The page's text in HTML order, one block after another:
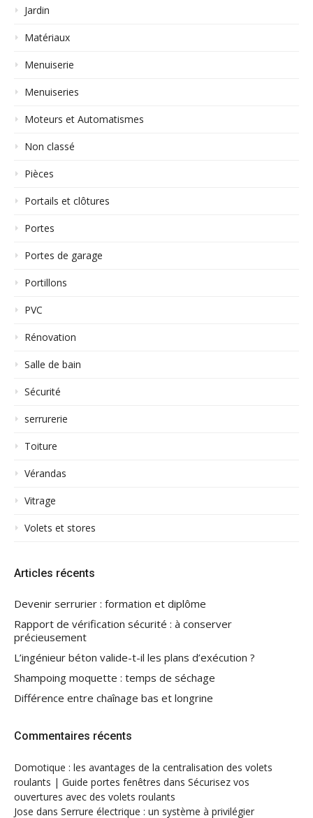
Jardin
Matériaux
Menuiserie
Menuiseries
Moteurs et Automatismes
Non classé
Pièces
Portails et clôtures
Portes
Portes de garage
Portillons
PVC
Rénovation
Salle de bain
Sécurité
serrurerie
Toiture
Vérandas
Vitrage
Volets et stores
Articles récents
Devenir serrurier : formation et diplôme
Rapport de vérification sécurité : à conserver
précieusement
L’ingénieur béton valide-t-il les plans d’exécution ?
Shampoing moquette : temps de séchage
Différence entre chaînage bas et longrine
Commentaires récents
Domotique : les avantages de la centralisation des volets
roulants | Guide portes fenêtres dans Sécurisez vos
ouvertures avec des volets roulants
Jose dans Serrure électrique : un système à privilégier